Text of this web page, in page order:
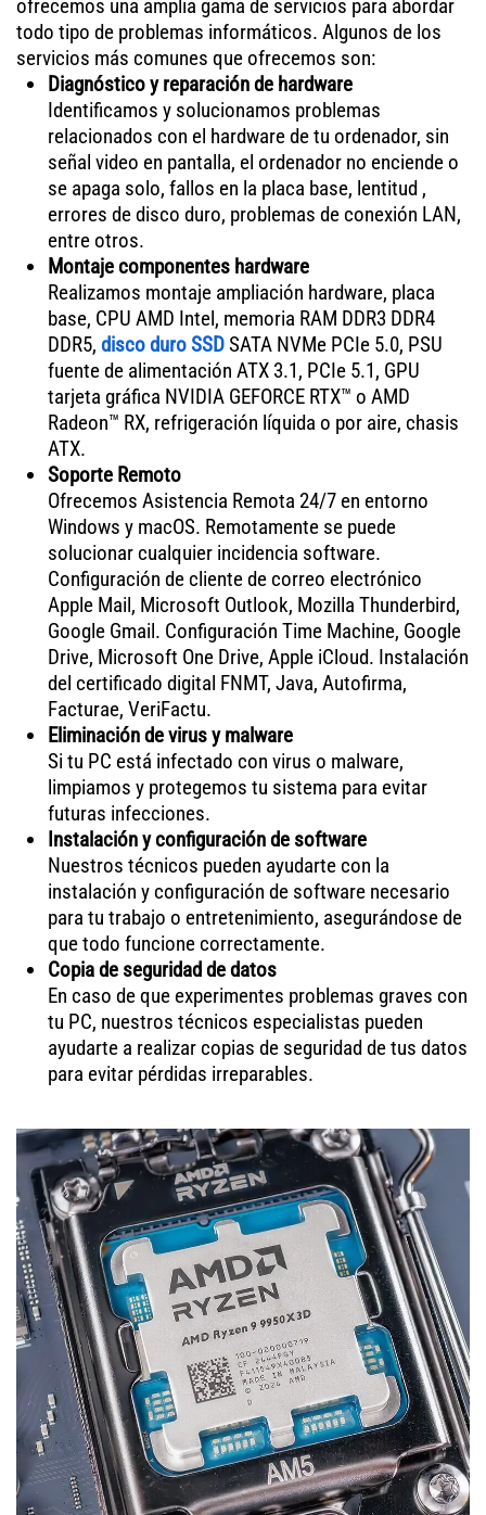
ofrecemos una amplia gama de servicios para abordar
todo tipo de problemas informáticos. Algunos de los
servicios más comunes que ofrecemos son:
Diagnóstico y reparación de hardware
Identificamos y solucionamos problemas
relacionados con el hardware de tu ordenador, sin
señal video en pantalla, el ordenador no enciende o
se apaga solo, fallos en la placa base, lentitud ,
errores de disco duro, problemas de conexión LAN,
entre otros.
Montaje componentes hardware
Realizamos montaje ampliación hardware, placa
base, CPU AMD Intel, memoria RAM DDR3 DDR4
DDR5, disco duro SSDSATA NVMe PCIe 5.0, PSU
fuente de alimentación ATX 3.1, PCIe 5.1, GPU
tarjeta gráfica NVIDIA GEFORCE RTX™ o AMD
Radeon™ RX, refrigeración líquida o por aire, chasis
ATX.
Soporte Remoto
Ofrecemos Asistencia Remota 24/7 en entorno
Windows y macOS. Remotamente se puede
solucionar cualquier incidencia software.
Configuración de cliente de correo electrónico
Apple Mail, Microsoft Outlook, Mozilla Thunderbird,
Google Gmail. Configuración Time Machine, Google
Drive, Microsoft One Drive, Apple iCloud. Instalación
del certificado digital FNMT, Java, Autofirma,
Facturae, VeriFactu.
Eliminación de virus y malware
Si tu PC está infectado con virus o malware,
limpiamos y protegemos tu sistema para evitar
futuras infecciones.
Instalación y configuración de software
Nuestros técnicos pueden ayudarte con la
instalación y configuración de software necesario
para tu trabajo o entretenimiento, asegurándose de
que todo funcione correctamente.
Copia de seguridad de datos
En caso de que experimentes problemas graves con
tu PC, nuestros técnicos especialistas pueden
ayudarte a realizar copias de seguridad de tus datos
para evitar pérdidas irreparables.